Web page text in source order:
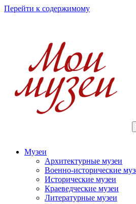
Перейти к содержимому
Музеи
Архитектурные музеи
Военно-исторические
Исторические музеи
Краеведческие музеи
Литературные музеи